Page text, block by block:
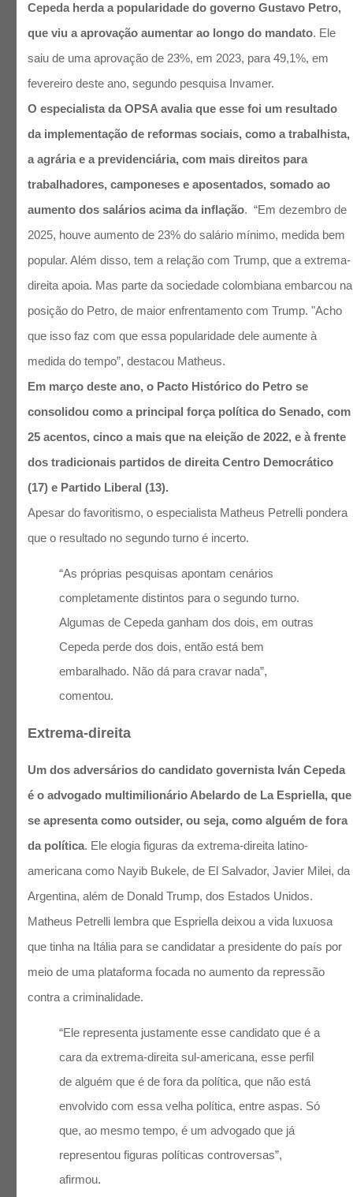
Cepeda herda a popularidade do governo Gustavo Petro,
que viu a aprovação aumentar ao longo do mandato. Ele
saiu de uma aprovação de 23%, em 2023, para 49,1%, em
fevereiro deste ano, segundo pesquisa Invamer.
O especialista da OPSA avalia que esse foi um resultado
da implementação de reformas sociais, como a trabalhista,
a agrária e a previdenciária, com mais direitos para
trabalhadores, camponeses e aposentados, somado ao
aumento dos salários acima da inflação. “Em dezembro de
2025, houve aumento de 23% do salário mínimo, medida bem
popular. Além disso, tem a relação com Trump, que a extrema-
direita apoia. Mas parte da sociedade colombiana embarcou na
posição do Petro, de maior enfrentamento com Trump. "Acho
que isso faz com que essa popularidade dele aumente à
medida do tempo”, destacou Matheus.
Em março deste ano, o Pacto Histórico do Petro se
consolidou como a principal força política do Senado, com
25 acentos, cinco a mais que na eleição de 2022, e à frente
dos tradicionais partidos de direita Centro Democrático
(17) e Partido Liberal (13).
Apesar do favoritismo, o especialista Matheus Petrelli pondera
que o resultado no segundo turno é incerto.
“As próprias pesquisas apontam cenários
completamente distintos para o segundo turno.
Algumas de Cepeda ganham dos dois, em outras
Cepeda perde dos dois, então está bem
embaralhado. Não dá para cravar nada”,
comentou.
Extrema-direita
Um dos adversários do candidato governista Iván Cepeda
é o advogado multimilionário Abelardo de La Espriella, que
se apresenta como outsider, ou seja, como alguém de fora
da política. Ele elogia figuras da extrema-direita latino-
americana como Nayib Bukele, de El Salvador, Javier Milei, da
Argentina, além de Donald Trump, dos Estados Unidos.
Matheus Petrelli lembra que Espriella deixou a vida luxuosa
que tinha na Itália para se candidatar a presidente do país por
meio de uma plataforma focada no aumento da repressão
contra a criminalidade.
“Ele representa justamente esse candidato que é a
cara da extrema-direita sul-americana, esse perfil
de alguém que é de fora da política, que não está
envolvido com essa velha política, entre aspas. Só
que, ao mesmo tempo, é um advogado que já
representou figuras políticas controversas”,
afirmou.